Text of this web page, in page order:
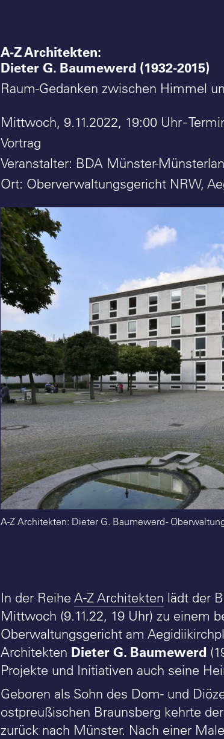
A-Z Architekten:
Dieter G. Baumewerd (1932-2015)
Raum-Gedanken zwischen Himmel
Mittwoch, 9.11.2022, 19:00 Uhr -
Vortrag
Veranstalter: BDA Münster-
Ort: Oberverwaltungsgericht NRW,
A-Z Architekten: Dieter G. Baumewerd -
In der Reihe A-Z Architekten lädt der
Mittwoch (9.11.22, 19 Uhr) zu einem
Oberwaltungsgericht am
Architekten Dieter G. Baumewerd
Projekte und Initiativen auch seine
Geboren als Sohn des Dom- und
ostpreußischen Braunsberg kehrte
zurück nach Münster. Nach einer